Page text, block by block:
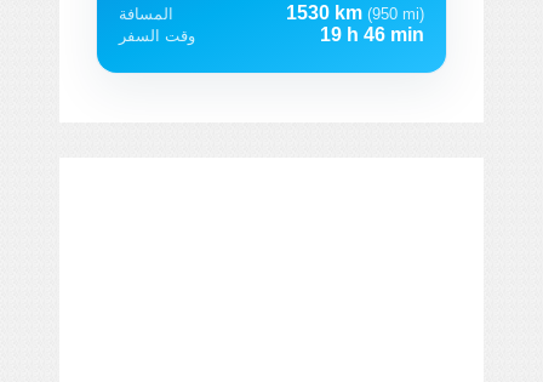
المسافة 1530 km (950 mi)
وقت السفر
19 h 46 min